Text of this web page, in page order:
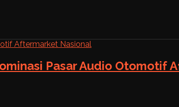
Pasar Audio Otomotif